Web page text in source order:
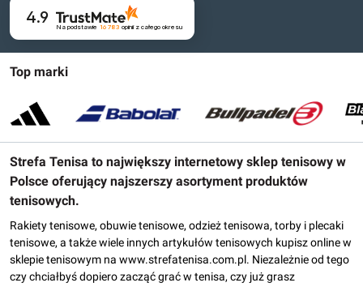
Top marki
Strefa Tenisa to największy internetowy sklep tenisowy w
Polsce oferujący najszerszy asortyment produktów
tenisowych.
Rakiety tenisowe, obuwie tenisowe, odzież tenisowa, torby i plecaki
tenisowe, a także wiele innych artykułów tenisowych kupisz online w
sklepie tenisowym na www.strefatenisa.com.pl. Niezależnie od tego
czy chciałbyś dopiero zacząć grać w tenisa, czy już grasz
4.9
Na podstawie 16 783 opinii z całego okresu